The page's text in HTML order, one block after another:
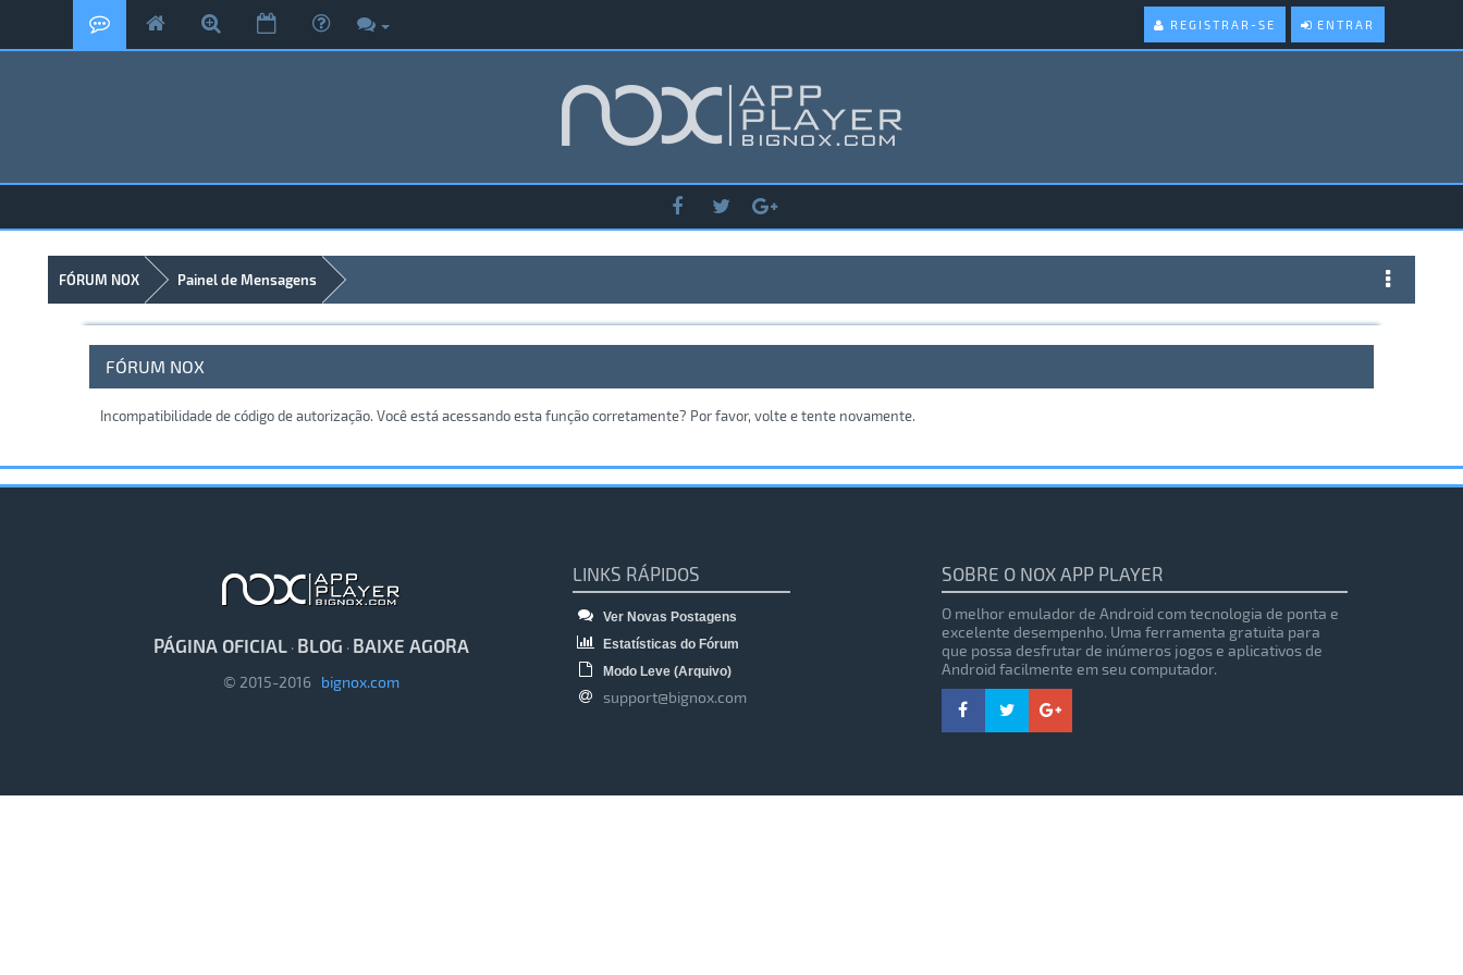
ENTRAR
REGISTRAR-SE
FÓRUM NOX Painel de Mensagens
FÓRUM NOX
Incompatibilidade de código de autorização. Você está acessando esta função corretamente? Por favor, volte e tente novamente.
PÁGINA OFICIAL · BLOG · BAIXE AGORA
© 2015-2016 bignox.com
LINKS RÁPIDOS
Ver Novas Postagens
Estatísticas do Fórum
Modo Leve (Arquivo)
support@bignox.com
SOBRE O NOX APP PLAYER
O melhor emulador de Android com tecnologia de ponta e
excelente desempenho. Uma ferramenta gratuita para
que possa desfrutar de inúmeros jogos e aplicativos de
Android facilmente em seu computador.